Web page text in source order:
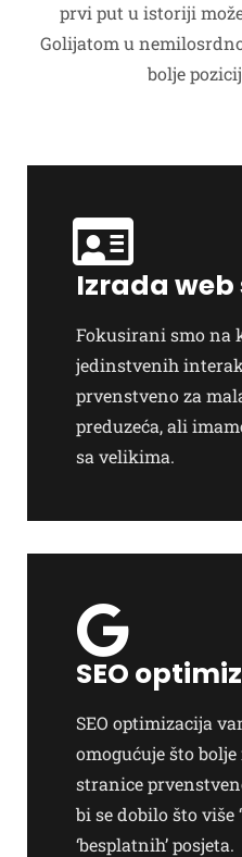
prvi put u istoriji
Golijatom u
bolje
Izrada
Fokusirani smo na
jedinstvenih
prvenstveno za
preduzeća, ali
sa velikima.
SEO
SEO optimizacija
omogućuje što
stranice
bi se dobilo što više
‘besplatnih’ posjeta.